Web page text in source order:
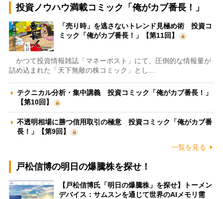
投資ノウハウ満載コミック「俺がカブ番長！」
「売り時」を逃さないトレンド見極め術 投資コ
ミック「俺がカブ番長！」【第11回】
かつて投資情報雑誌「マネーポスト」にて、圧倒的な情報量が
詰め込まれた「天下無敵の株コミック」とし…
テクニカル分析・集中講義 投資コミック「俺がカブ番長！」
【第10回】
不透明相場に勝つ信用取引の極意 投資コミック「俺がカブ番
長！」【第9回】
一覧を見る
戸松信博の明日の爆騰株を探せ！
【戸松信博氏「明日の爆騰株」を探せ】トーメン
デバイス：サムスンを通じて世界のAIメモリ需